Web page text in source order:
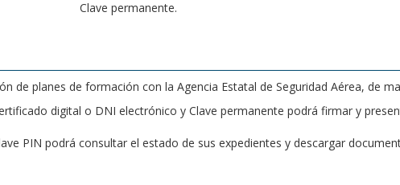
Clave permanente.
de planes de formación con la Agencia Estatal de Seguridad Aérea, de
digital o DNI electrónico y Clave permanente podrá firmar y
PIN podrá consultar el estado de sus expedientes y descargar